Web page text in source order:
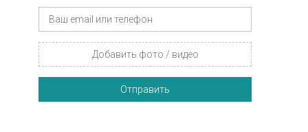
Добавить фото / видео
Отправить